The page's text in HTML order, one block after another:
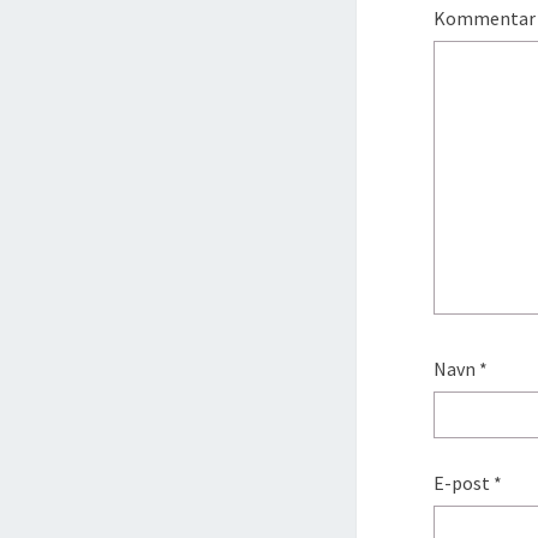
Kommentar
Navn *
E-post *